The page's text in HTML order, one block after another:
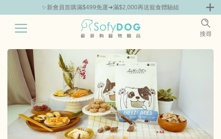
✨新會員首購滿$499免運➜滿$2,000再送寵食體驗組
搜尋